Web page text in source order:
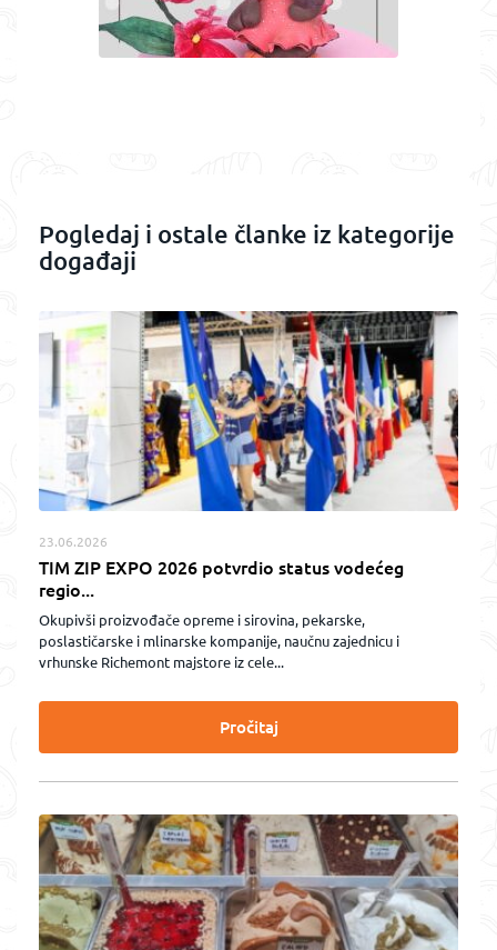
Pogledaj i ostale članke iz kategorije
događaji
23.06.2026
TIM ZIP EXPO 2026 potvrdio status vodećeg
regio...
Okupivši proizvođače opreme i sirovina, pekarske,
poslastičarske i mlinarske kompanije, naučnu zajednicu i
vrhunske Richemont majstore iz cele...
Pročitaj